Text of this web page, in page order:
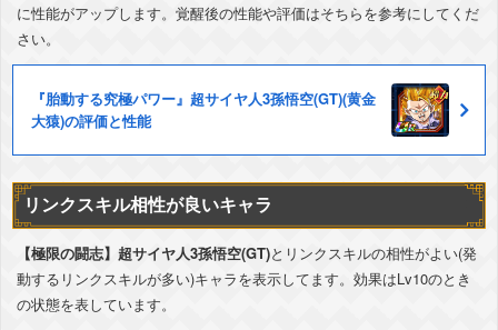
に性能がアップします。覚醒後の性能や評価はそちらを参考にしてくだ
さい。
『胎動する究極パワー』超サイヤ人3孫悟空(GT)(黄金
大猿)の評価と性能
リンクスキル相性が良いキャラ
【極限の闘志】超サイヤ人3孫悟空(GT)とリンクスキルの相性がよい(発
動するリンクスキルが多い)キャラを表示してます。効果はLv10のとき
の状態を表しています。